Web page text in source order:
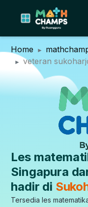
Home
veteran
Les
Singapura
hadir di
Tersedia les